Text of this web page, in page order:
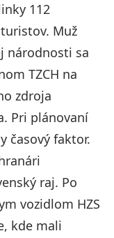
112
Muž
národnosti sa
TZCH na
zdroja
Pri plánovaní
časový faktor.
raj. Po
vozidlom HZS
kde mali